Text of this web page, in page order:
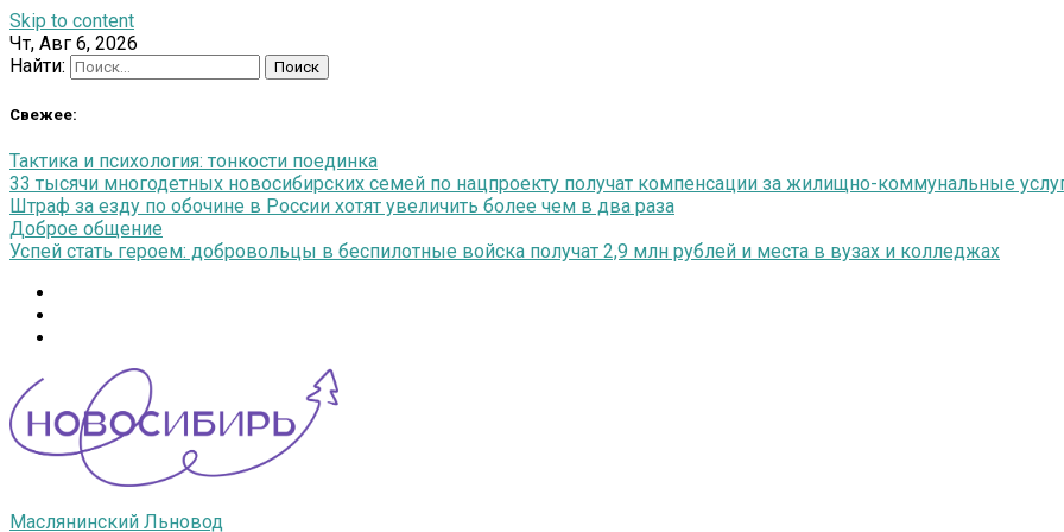
Skip to content
Чт, Авг 6, 2026
Найти:
Свежее:
Тактика и психология: тонкости поединка
33 тысячи многодетных новосибирских семей по нацпроекту получат компенсации за жилищно-коммунальные
Штраф за езду по обочине в России хотят увеличить более чем в два раза
Доброе общение
Успей стать героем: добровольцы в беспилотные войска получат 2,9 млн рублей и места в вузах и колледжах
Маслянинский Льновод